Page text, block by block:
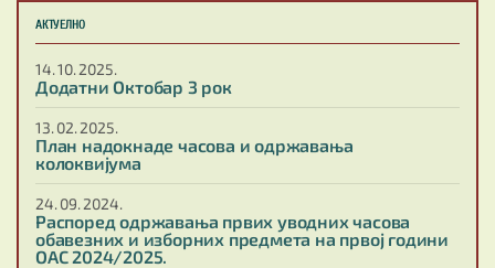
АКТУЕЛНО
14. 10. 2025.
Додатни Октобар 3 рок
13. 02. 2025.
План надокнаде часова и одржавања
колоквијума
24. 09. 2024.
Распоред одржавања првих уводних часова
обавезних и изборних предмета на првој години
ОАС 2024/2025.